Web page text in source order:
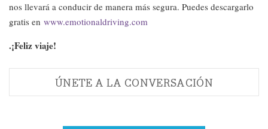
nos llevará a conducir de manera más segura. Puedes descargarlo
gratis en www.emotionaldriving.com
.¡Feliz viaje!
ÚNETE A LA CONVERSACIÓN